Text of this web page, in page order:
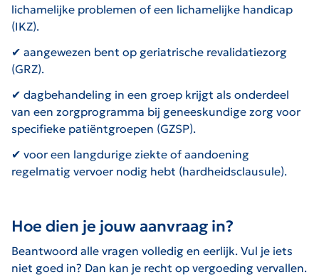
lichamelijke problemen of een lichamelijke handicap
(IKZ).
✔ aangewezen bent op geriatrische revalidatiezorg
(GRZ).
✔ dagbehandeling in een groep krijgt als onderdeel
van een zorgprogramma bij geneeskundige zorg voor
specifieke patiëntgroepen (GZSP).
✔ voor een langdurige ziekte of aandoening
regelmatig vervoer nodig hebt (hardheidsclausule).
Hoe dien je jouw aanvraag in?
Beantwoord alle vragen volledig en eerlijk. Vul je iets
niet goed in? Dan kan je recht op vergoeding vervallen.